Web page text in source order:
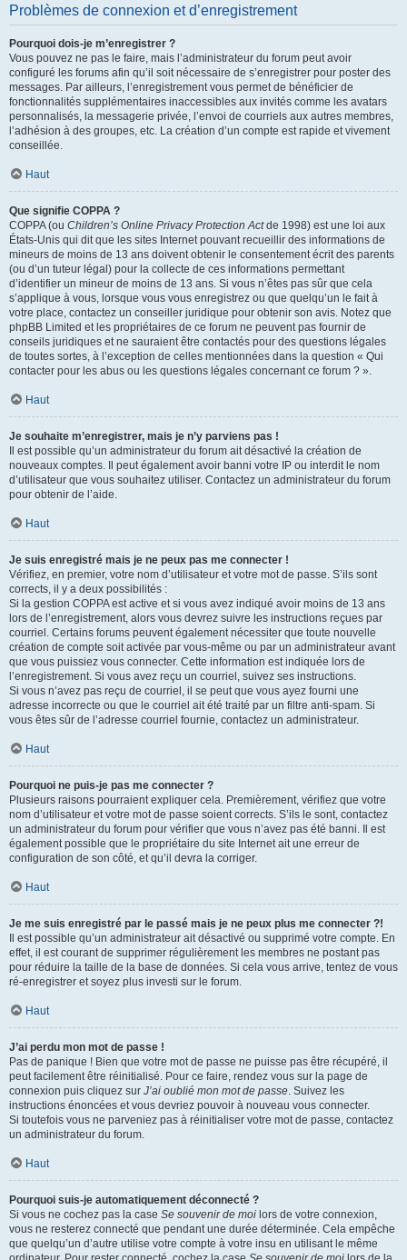
Problèmes de connexion et d’enregistrement
Pourquoi dois-je m’enregistrer ?
Vous pouvez ne pas le faire, mais l’administrateur du forum peut avoir
configuré les forums afin qu’il soit nécessaire de s’enregistrer pour poster des
messages. Par ailleurs, l’enregistrement vous permet de bénéficier de
fonctionnalités supplémentaires inaccessibles aux invités comme les avatars
personnalisés, la messagerie privée, l’envoi de courriels aux autres membres,
l’adhésion à des groupes, etc. La création d’un compte est rapide et vivement
conseillée.
Haut
Que signifie COPPA ?
COPPA (ou Children’s Online Privacy Protection Actde 1998) est une loi aux
États-Unis qui dit que les sites Internet pouvant recueillir des informations de
mineurs de moins de 13 ans doivent obtenir le consentement écrit des parents
(ou d’un tuteur légal) pour la collecte de ces informations permettant
d’identifier un mineur de moins de 13 ans. Si vous n’êtes pas sûr que cela
s’applique à vous, lorsque vous vous enregistrez ou que quelqu’un le fait à
votre place, contactez un conseiller juridique pour obtenir son avis. Notez que
phpBB Limited et les propriétaires de ce forum ne peuvent pas fournir de
conseils juridiques et ne sauraient être contactés pour des questions légales
de toutes sortes, à l’exception de celles mentionnées dans la question « Qui
contacter pour les abus ou les questions légales concernant ce forum ? ».
Haut
Je souhaite m’enregistrer, mais je n’y parviens pas !
Il est possible qu’un administrateur du forum ait désactivé la création de
nouveaux comptes. Il peut également avoir banni votre IP ou interdit le nom
d’utilisateur que vous souhaitez utiliser. Contactez un administrateur du forum
pour obtenir de l’aide.
Haut
Je suis enregistré mais je ne peux pas me connecter !
Vérifiez, en premier, votre nom d’utilisateur et votre mot de passe. S’ils sont
corrects, il y a deux possibilités :
Si la gestion COPPA est active et si vous avez indiqué avoir moins de 13 ans
lors de l’enregistrement, alors vous devrez suivre les instructions reçues par
courriel. Certains forums peuvent également nécessiter que toute nouvelle
création de compte soit activée par vous-même ou par un administrateur avant
que vous puissiez vous connecter. Cette information est indiquée lors de
l’enregistrement. Si vous avez reçu un courriel, suivez ses instructions.
Si vous n’avez pas reçu de courriel, il se peut que vous ayez fourni une
adresse incorrecte ou que le courriel ait été traité par un filtre anti-spam. Si
vous êtes sûr de l’adresse courriel fournie, contactez un administrateur.
Haut
Pourquoi ne puis-je pas me connecter ?
Plusieurs raisons pourraient expliquer cela. Premièrement, vérifiez que votre
nom d’utilisateur et votre mot de passe soient corrects. S’ils le sont, contactez
un administrateur du forum pour vérifier que vous n’avez pas été banni. Il est
également possible que le propriétaire du site Internet ait une erreur de
configuration de son côté, et qu’il devra la corriger.
Haut
Je me suis enregistré par le passé mais je ne peux plus me connecter ?!
Il est possible qu’un administrateur ait désactivé ou supprimé votre compte. En
effet, il est courant de supprimer régulièrement les membres ne postant pas
pour réduire la taille de la base de données. Si cela vous arrive, tentez de vous
ré-enregistrer et soyez plus investi sur le forum.
Haut
J’ai perdu mon mot de passe !
Pas de panique ! Bien que votre mot de passe ne puisse pas être récupéré, il
peut facilement être réinitialisé. Pour ce faire, rendez vous sur la page de
connexion puis cliquez sur J’ai oublié mon mot de passe. Suivez les
instructions énoncées et vous devriez pouvoir à nouveau vous connecter.
Si toutefois vous ne parveniez pas à réinitialiser votre mot de passe, contactez
un administrateur du forum.
Haut
Pourquoi suis-je automatiquement déconnecté ?
Si vous ne cochez pas la case Se souvenir de moi lors de votre connexion,
vous ne resterez connecté que pendant une durée déterminée. Cela empêche
que quelqu’un d’autre utilise votre compte à votre insu en utilisant le même